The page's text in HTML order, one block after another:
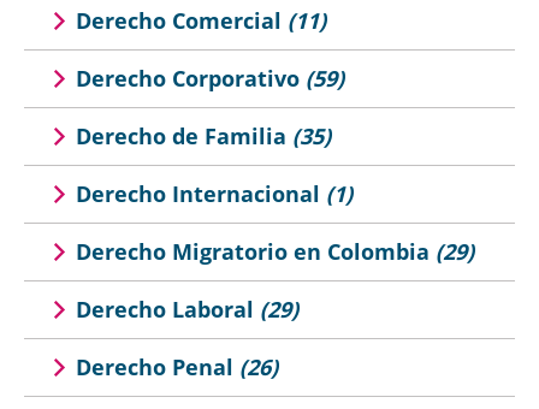
Derecho Comercial (11)
Derecho Corporativo (59)
Derecho de Familia (35)
Derecho Internacional (1)
Derecho Migratorio en Colombia (29)
Derecho Laboral (29)
Derecho Penal (26)